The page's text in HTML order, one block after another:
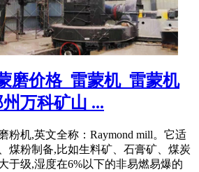
磨价格_雷蒙机_雷蒙机
万科矿山 ...
粉机,英文全称：Raymond mill。它适
煤粉制备,比如生料矿、石膏矿、煤炭
于级,湿度在6%以下的非易燃易爆的